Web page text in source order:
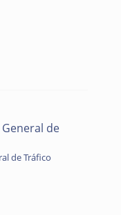
de
de Tráfico